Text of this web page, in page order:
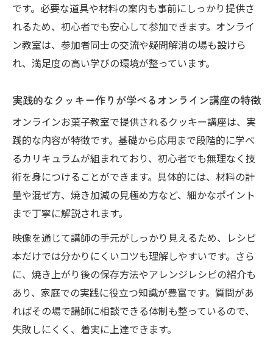
です。必要な道具や材料の案内も事前にしっかり提供さ
れるため、初心者でも安心して参加できます。オンライ
ン教室は、参加者同士の交流や疑問解消の場も設けら
れ、満足度の高い学びの環境が整っています。
実践的なクッキー作りが学べるオンライン講座の特徴
オンラインお菓子教室で提供されるクッキー講座は、実
践的な内容が特徴です。基礎から応用まで段階的に学べ
るカリキュラムが組まれており、初心者でも無理なく技
術を身につけることができます。具体的には、材料の計
量や混ぜ方、焼き加減の見極め方など、細かなポイント
まで丁寧に解説されます。
映像を通じて講師の手元がしっかり見えるため、レシピ
本だけでは分かりにくいコツも理解しやすいです。さら
に、焼き上がり後の保存方法やアレンジレシピの紹介も
あり、家庭での実践に役立つ知識が豊富です。質問があ
ればその場で講師に相談できる体制も整っているので、
失敗しにくく、着実に上達できます。